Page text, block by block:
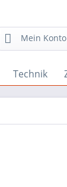
Mein Konto
Technik